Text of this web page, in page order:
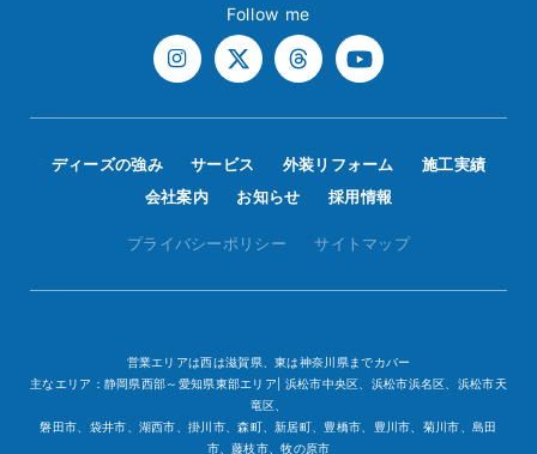
Follow me
ディーズの強み サービス 外装リフォーム
施工実績
会社案内
お知らせ 採用情報
プライバシーポリシー サイトマップ
営業エリアは西は滋賀県、東は神奈川県までカバー
主なエリア：静岡県西部～愛知県東部エリア| 浜松市中央区、浜松市浜名区、浜松市天
竜区、
磐田市、袋井市、湖西市、掛川市、森町、新居町、豊橋市、豊川市、菊川市、島田
市、藤枝市、牧の原市